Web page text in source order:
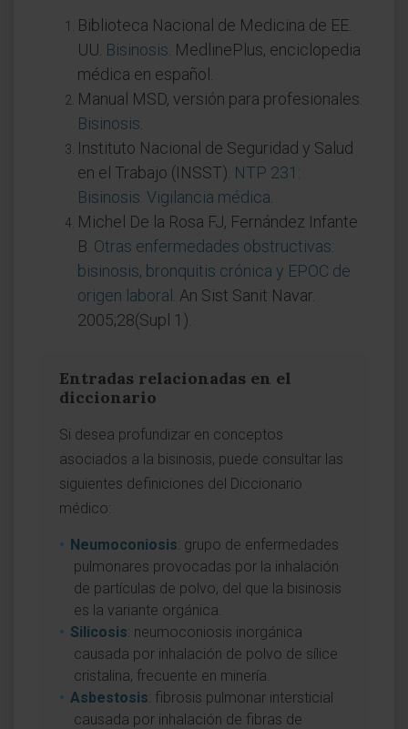
Biblioteca Nacional de Medicina de EE.
UU. Bisinosis . MedlinePlus, enciclopedia
médica en español.
Manual MSD, versión para profesionales.
Bisinosis
Instituto Nacional de Seguridad y Salud
en el Trabajo (INSST). NTP 231:
Bisinosis. Vigilancia médica
Michel De la Rosa FJ, Fernández Infante
B. Otras enfermedades obstructivas:
bisinosis, bronquitis crónica y EPOC de
origen laboral
. An Sist Sanit Navar.
2005;28(Supl 1).
Entradas relacionadas en el
diccionario
Si desea profundizar en conceptos
asociados a la bisinosis, puede consultar las
siguientes definiciones del Diccionario
médico:
Neumoconiosis: grupo de enfermedades
pulmonares provocadas por la inhalación
de partículas de polvo, del que la bisinosis
es la variante orgánica.
Silicosis: neumoconiosis inorgánica
causada por inhalación de polvo de sílice
cristalina, frecuente en minería.
Asbestosis: fibrosis pulmonar intersticial
causada por inhalación de fibras de